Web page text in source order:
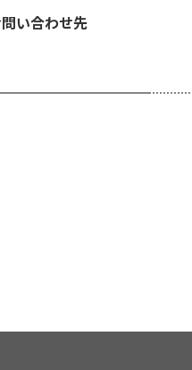
い合わせ先